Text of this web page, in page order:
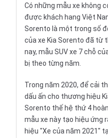
Có những mẫu xe không
được khách hang Việt
Sorento là một trong số
của xe Kia Sorento đã từ
nay, mẫu SUV xe 7 chỗ
bị theo từng năm.
Trong năm 2020, để cải
dấu ấn cho thương hiệu
Sorento thế hệ thứ 4
mẫu xe này tạo hiệu ứng
hiệu "Xe của năm 2021"